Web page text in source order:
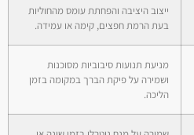
ייצוב היציבה והפחתת עומס מהחוליות
בעת הרמת חפצים, קימה או עמידה.
מניעת תנועות סיבוביות מסוכנות
ושמירה על פיקת הברך במקומה בזמן
הליכה.